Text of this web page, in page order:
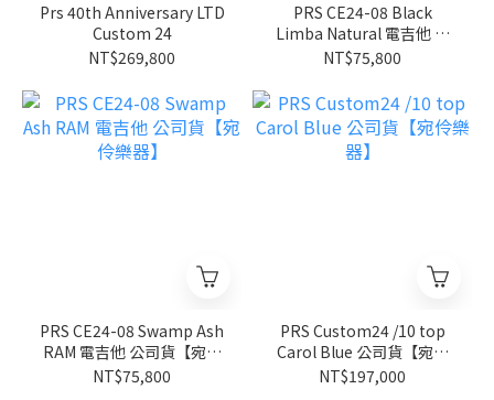
Prs 40th Anniversary LTD
Custom 24
NT$269,800
PRS CE24-08 Black
Limba Natural 電吉他 公
司貨【宛伶樂器】
NT$75,800
PRS CE24-08 Swamp Ash
RAM 電吉他 公司貨【宛伶
樂器】
NT$75,800
PRS Custom24 /10 top
Carol Blue 公司貨【宛伶
樂器】
NT$197,000